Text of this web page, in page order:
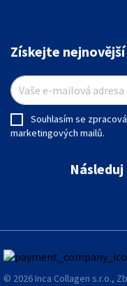
Získejte
Souhlasím se
marketingových mailů.
Následuj
© 2026 Inca Collagen s.r.o.,